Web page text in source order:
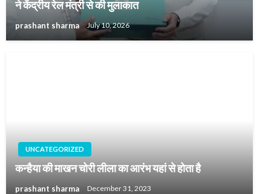
ने केंद्रीय रेल मंत्री से की मुलाकात
prashant sharma July 10, 2026
UNCATEGORIZED
कन्हैया की माखन चोरी लीला का आरंभ यहां से होता है
prashant sharma December 31, 2023